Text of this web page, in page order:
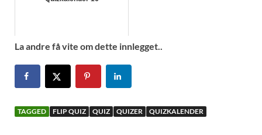
La andre få vite om dette innlegget..
TAGGED FLIP QUIZ QUIZ QUIZER QUIZKALENDER